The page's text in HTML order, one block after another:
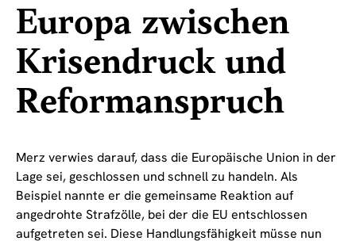
Europa zwischen
Krisendruck und
Reformanspruch
Merz verwies darauf, dass die Europäische Union in der
Lage sei, geschlossen und schnell zu handeln. Als
Beispiel nannte er die gemeinsame Reaktion auf
angedrohte Strafzölle, bei der die EU entschlossen
aufgetreten sei. Diese Handlungsfähigkeit müsse nun